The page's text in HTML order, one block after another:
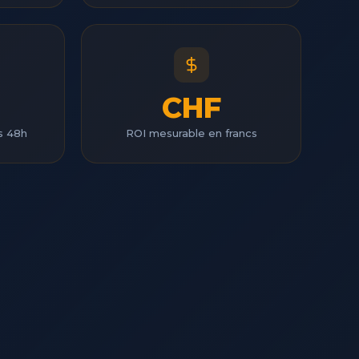
48h
CHF
ROI mesurable en francs